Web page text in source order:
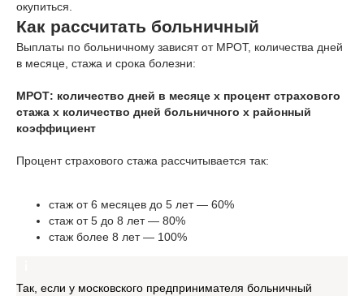
окупиться.
Как рассчитать больничный
Выплаты по больничному зависят от МРОТ, количества дней
в месяце, стажа и срока болезни:
МРОТ: количество дней в месяце x процент страхового
стажа х количество дней больничного x районный
коэффициент
Процент страхового стажа рассчитывается так:
стаж от 6 месяцев до 5 лет — 60%
стаж от 5 до 8 лет — 80%
стаж более 8 лет — 100%
Так, если у московского предпринимателя больничный